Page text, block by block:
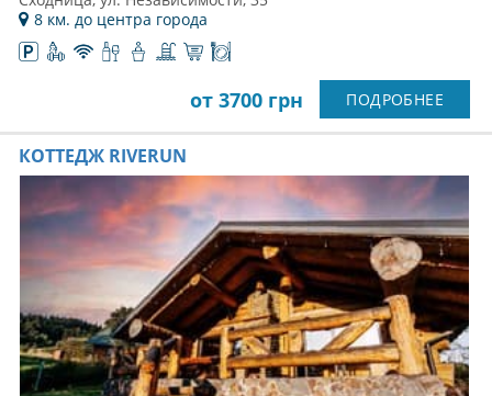
8 км. до центра города
от 3700 грн ПОДРОБНЕЕ
КОТТЕДЖ RIVERUN